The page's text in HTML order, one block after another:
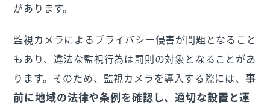
があります。
監視カメラによるプライバシー侵害が問題となること
もあり、違法な監視行為は罰則の対象となることがあ
ります。そのため、監視カメラを導入する際には、 事
前に地域の法律や条例を確認し、適切な設置と運